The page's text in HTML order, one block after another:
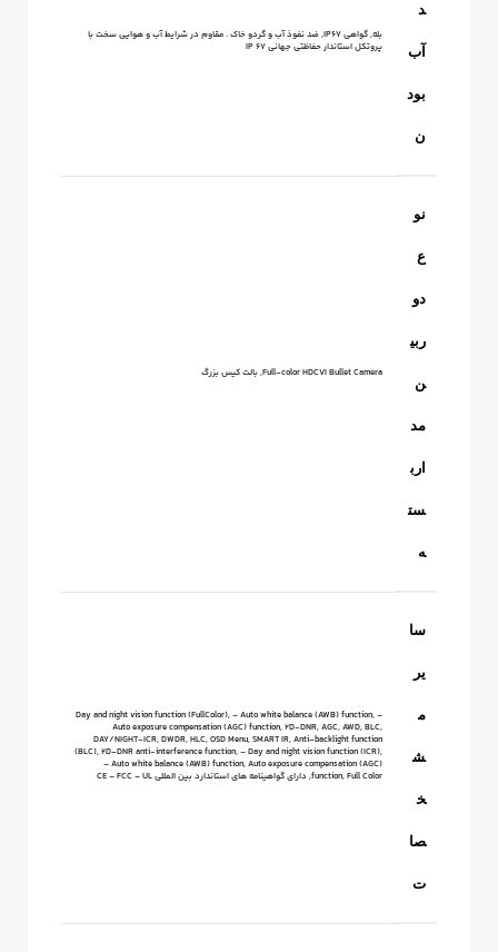
د
آب
بود
ن
بله, گواهی IP67, ضد نفوذ آب و گردو خاک . مقاوم در شرایط آب و هوایی سخت با
پروتکل استاندار حفاظتی جهانی IP 67
نو
ع
دو
ربی
ن
مد
ارب
ست
ه
Full-color HDCVI Bullet Camera, بالت کیس بزرگ
سا
یر
م
ش
خ
صا
ت
– Day and night vision function (FullColor), – Auto white balance (AWB) function,
Auto exposure compensation (AGC) function, 2D-DNR, AGC, AWD, BLC,
DAY/NIGHT-ICR, DWDR, HLC, OSD Menu, SMART IR, Anti-backlight function
(BLC), 2D-DNR anti-interference function, – Day and night vision function (ICR),
– Auto white balance (AWB) function, Auto exposure compensation (AGC)
function, Full Color, دارای گواهینامه های استاندارد بین المللی CE – FCC – UL